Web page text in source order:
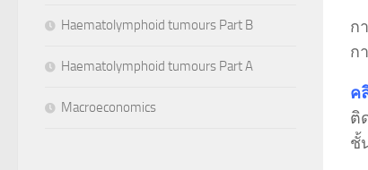
ก
ก
ค
ติ
ชั้
Haematolymphoid tumours Part B
Haematolymphoid tumours Part A
Macroeconomics